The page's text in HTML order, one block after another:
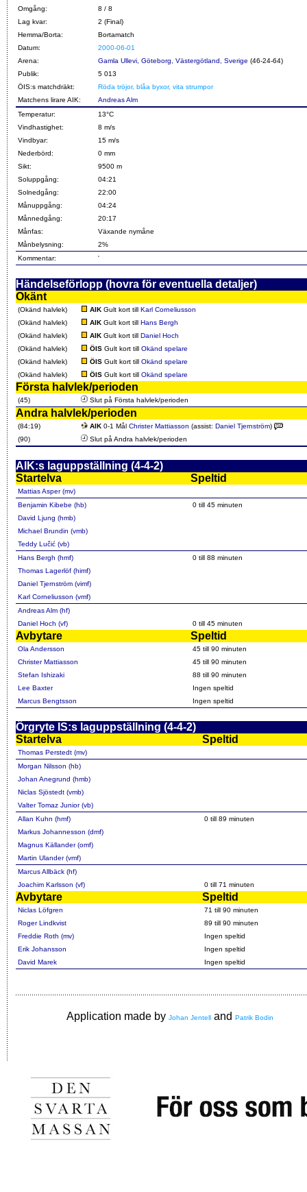
Omgång:
8 / 8
Lag kvar:
2 (Final)
Hemma/Borta:
Bortamatch
Datum:
2000-06-01
Arena:
Gamla Ullevi, Göteborg, Västergötland, Sverige (46-24-64)
Publik:
5 013
ÖIS:s matchdräkt:
Röda tröjor, blåa byxor, vita strumpor
Matchens lirare AIK:
Andreas Alm
Temperatur:
13°C
Vindhastighet:
8 m/s
Vindbyar:
15 m/s
Nederbörd:
0 mm
Sikt:
9500 m
Soluppgång:
04:21
Solnedgång:
22:00
Månuppgång:
04:24
Månnedgång:
20:17
Månfas:
Växande nymåne
Månbelysning:
2%
Kommentar:
'
Händelseförlopp (hovra för eventuella detaljer)
Okänt
(Okänd halvlek) AIK Gult kort till Karl Corneliusson
(Okänd halvlek)
AIK Gult kort till Hans Bergh
(Okänd halvlek)
AIK Gult kort till Daniel Hoch
(Okänd halvlek)
ÖIS Gult kort till Okänd spelare
(Okänd halvlek)
ÖIS Gult kort till Okänd spelare
(Okänd halvlek)
ÖIS Gult kort till Okänd spelare
Första halvlek/perioden
(45) Slut på Första halvlek/perioden
Andra halvlek/perioden
(84:19) AIK 0-1 Mål Christer Mattiasson (assist: Daniel Tjernström)
(90)
Slut på Andra halvlek/perioden
AIK:s laguppställning (4-4-2)
Startelva
Speltid
Mattias Asper (mv)
Benjamin Kibebe (hb)
0 till 45 minuten
David Ljung (hmb)
Michael Brundin (vmb)
Teddy Lučić (vb)
Hans Bergh (hmf)
0 till 88 minuten
Thomas Lagerlöf (himf)
Daniel Tjernström (vimf)
Karl Corneliusson (vmf)
Andreas Alm (hf)
Daniel Hoch (vf)
0 till 45 minuten
Avbytare Speltid
Ola Andersson
45 till 90 minuten
Christer Mattiasson
45 till 90 minuten
Stefan Ishizaki
88 till 90 minuten
Lee Baxter
Ingen speltid
Marcus Bengtsson
Ingen speltid
Örgryte IS:s laguppställning (4-4-2)
Startelva
Speltid
Thomas Perstedt (mv)
Morgan Nilsson (hb)
Johan Anegrund (hmb)
Niclas Sjöstedt (vmb)
Valter Tomaz Junior (vb)
Allan Kuhn (hmf)
0 till 89 minuten
Markus Johannesson (dmf)
Magnus Källander (omf)
Martin Ulander (vmf)
Marcus Allbäck (hf)
Joachim Karlsson (vf)
0 till 71 minuten
Avbytare Speltid
Niclas Löfgren
71 till 90 minuten
Roger Lindkvist
89 till 90 minuten
Freddie Roth (mv)
Ingen speltid
Erik Johansson
Ingen speltid
David Marek
Ingen speltid
Application made by Johan Jentell and Patrik Bodin